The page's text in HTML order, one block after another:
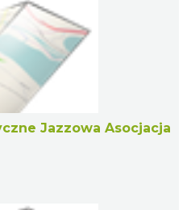
Jazzowa Asocjacja